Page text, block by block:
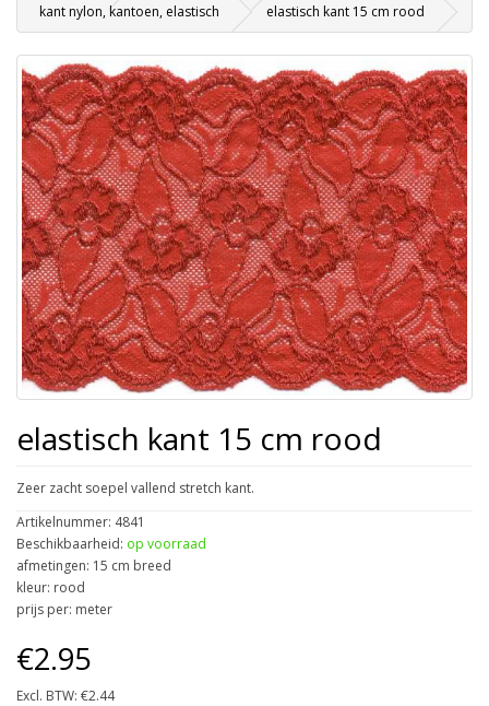
kant nylon, kantoen, elastisch
elastisch kant 15 cm rood
elastisch kant 15 cm rood
Zeer zacht soepel vallend stretch kant.
Artikelnummer: 4841
Beschikbaarheid: op voorraad
afmetingen: 15 cm breed
kleur: rood
prijs per: meter
€2.95
Excl. BTW: €2.44